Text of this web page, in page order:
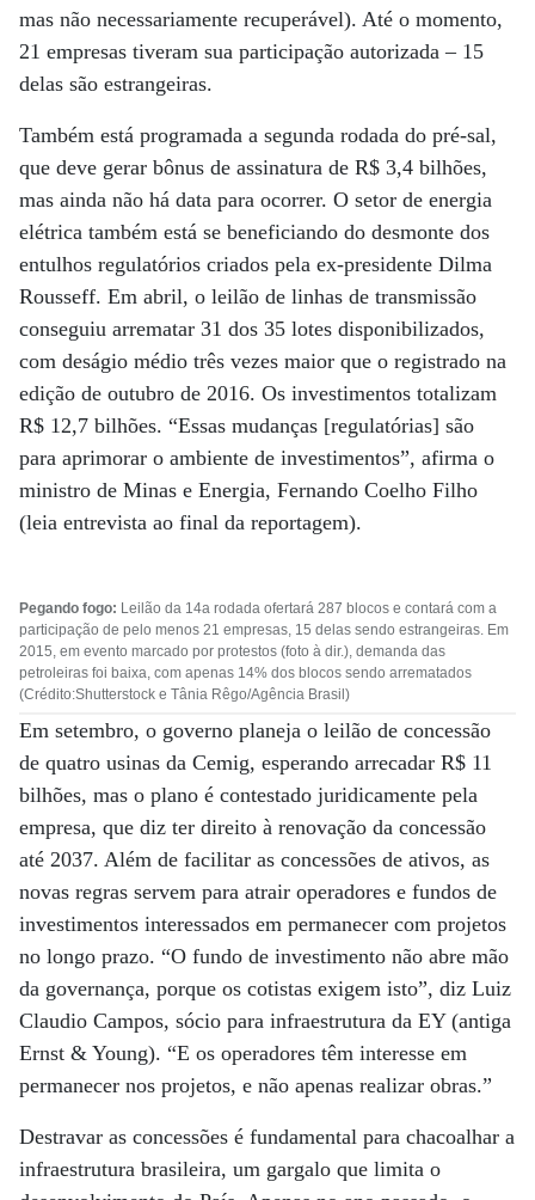
mas não necessariamente recuperável). Até o momento,
21 empresas tiveram sua participação autorizada – 15
delas são estrangeiras.
Também está programada a segunda rodada do pré-sal,
que deve gerar bônus de assinatura de R$ 3,4 bilhões,
mas ainda não há data para ocorrer. O setor de energia
elétrica também está se beneficiando do desmonte dos
entulhos regulatórios criados pela ex-presidente Dilma
Rousseff. Em abril, o leilão de linhas de transmissão
conseguiu arrematar 31 dos 35 lotes disponibilizados,
com deságio médio três vezes maior que o registrado na
edição de outubro de 2016. Os investimentos totalizam
R$ 12,7 bilhões. “Essas mudanças [regulatórias] são
para aprimorar o ambiente de investimentos”, afirma o
ministro de Minas e Energia, Fernando Coelho Filho
(leia entrevista ao final da reportagem).
Pegando fogo: Leilão da 14a rodada ofertará 287 blocos e contará com a
participação de pelo menos 21 empresas, 15 delas sendo estrangeiras. Em
2015, em evento marcado por protestos (foto à dir.), demanda das
petroleiras foi baixa, com apenas 14% dos blocos sendo arrematados
(Crédito:Shutterstock e Tânia Rêgo/Agência Brasil)
Em setembro, o governo planeja o leilão de concessão
de quatro usinas da Cemig, esperando arrecadar R$ 11
bilhões, mas o plano é contestado juridicamente pela
empresa, que diz ter direito à renovação da concessão
até 2037. Além de facilitar as concessões de ativos, as
novas regras servem para atrair operadores e fundos de
investimentos interessados em permanecer com projetos
no longo prazo. “O fundo de investimento não abre mão
da governança, porque os cotistas exigem isto”, diz Luiz
Claudio Campos, sócio para infraestrutura da EY (antiga
Ernst & Young). “E os operadores têm interesse em
permanecer nos projetos, e não apenas realizar obras.”
Destravar as concessões é fundamental para chacoalhar a
infraestrutura brasileira, um gargalo que limita o